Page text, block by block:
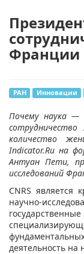
Франции
РАН Инновации
Почему наука —
количество
Indicator.Ru на
Антуан Пети,
исследований
CNRS является
научно-
деятельность на